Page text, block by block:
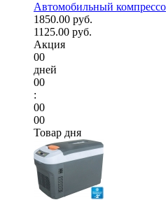
Автомобильный
1850.00 руб.
1125.00 руб.
Акция
00
дней
00
:
00
00
Товар дня